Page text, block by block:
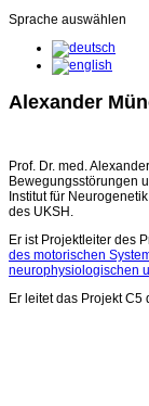
Sprache auswählen
Alexander
Prof. Dr. med.
Bewegungsstörungen
Institut für
des UKSH.
Er ist Projektleiter des
des motorischen
neurophysiologischen
Er leitet das Projekt C5